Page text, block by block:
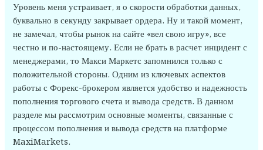
Уровень меня устраивает, я о скорости обработки данных,
буквально в секунду закрывает ордера. Ну и такой момент,
не замечал, чтобы рынок на сайте «вел свою игру», все
честно и по-настоящему. Если не брать в расчет инцидент с
менеджерами, то Макси Маркетс запомнился только с
положительной стороны. Одним из ключевых аспектов
работы с Форекс-брокером является удобство и надежность
пополнения торгового счета и вывода средств. В данном
разделе мы рассмотрим основные моменты, связанные с
процессом пополнения и вывода средств на платформе
MaxiMarkets.